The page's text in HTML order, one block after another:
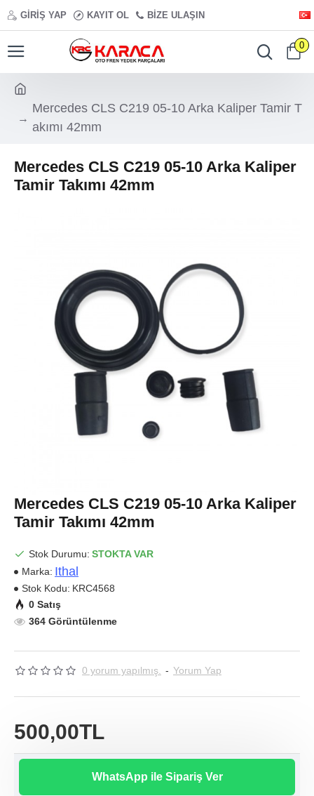
GIRIŞ YAP KAYIT OL BIZE ULAŞIN
0
Mercedes CLS C219 05-10 Arka Kaliper Tamir T
akımı 42mm
Mercedes CLS C219 05-10 Arka Kaliper
Tamir Takımı 42mm
Mercedes CLS C219 05-10 Arka Kaliper
Tamir Takımı 42mm
Stok Durumu: STOKTA VAR
Marka: Ithal
Stok Kodu: KRC4568
0 Satış
364 Görüntülenme
0 yorum yapılmış. - Yorum Yap
500,00TL
WhatsApp ile Sipariş Ver